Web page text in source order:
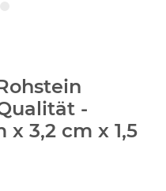
-
x 3,2 cm x 1,5